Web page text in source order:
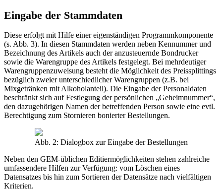
Eingabe der Stammdaten
Diese erfolgt mit Hilfe einer eigenständigen Programmkomponente
(s. Abb. 3). In diesen Stammdaten werden neben Kennummer und
Bezeichnung des Artikels auch der anzusteuernde Bondrucker
sowie die Warengruppe des Artikels festgelegt. Bei mehrdeutiger
Warengruppenzuweisung besteht die Möglichkeit des Preissplittings
bezüglich zweier unterschiedlicher Warengruppen (z.B. bei
Mixgetränken mit Alkoholanteil). Die Eingabe der Personaldaten
beschränkt sich auf Festlegung der persönlichen „Geheimnummer“,
den dazugehörigen Namen der betreffenden Person sowie eine evtl.
Berechtigung zum Stornieren bonierter Bestellungen.
Abb. 2: Dialogbox zur Eingabe der Bestellungen
Neben den GEM-üblichen Editiermöglichkeiten stehen zahlreiche
umfassendere Hilfen zur Verfügung: vom Löschen eines
Datensatzes bis hin zum Sortieren der Datensätze nach vielfältigen
Kriterien.